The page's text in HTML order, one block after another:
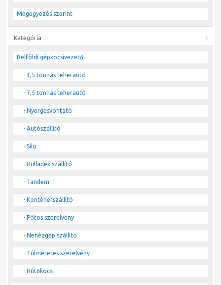
Megegyezés szerint
Kategória
Belföldi gépkocsivezető
- 3,5 tonnás teherautó
- 7,5 tonnás teherautó
- Nyergesvontató
- Autószállító
- Silo
- Hulladék szállító
- Tandem
- Konténerszállító
- Pótos szerelvény
- Nehézgép szállító
- Túlméretes szerelvény
- Hűtőkocsi